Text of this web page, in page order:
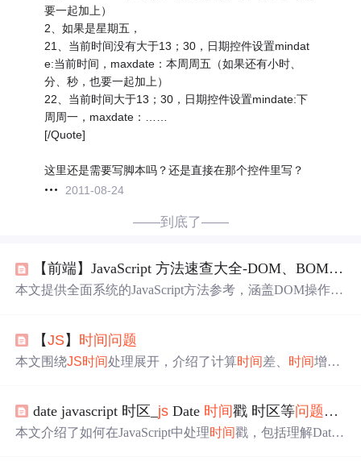
要一起加上）
2、如果是星期五，
21、当前时间没有大于13；30，日期控件设置mindat
e:当前时间，maxdate：本周周五（如果还有小时、
分、秒，也要一起加上）
22、当前时间大于13；30，日期控件设置mindate:下
周周一，maxdate：……
[/Quote]
这里还是需要写脚本吗？还是直接在那个控件里写？
2011-08-24
——到底了——
【前端】JavaScript 方法速查大全-DOM、BOM、
本文提供全面系统的JavaScript方法参考，涵盖DOM操作、
位置获取等，还涉及时间
决加减法精度缺失和递归优化等问题。
【JS】 时间问题
本文围绕JS时间处理展开，介绍了计算时间差、 时间增
浏览器对日期格式支持有差异，同时阐述了时间字段Json
序列化问题及toLocaleDateString在不同浏览器的表现差
date javascript 时区_ js Date 时间戳 时区等问题总结
本文介绍了如何在JavaScript中处理时间戳，包括理解Date